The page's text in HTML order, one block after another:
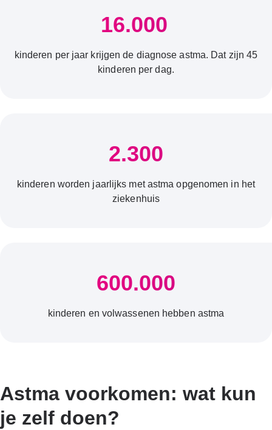
16.000
kinderen per jaar krijgen de diagnose astma. Dat zijn 45
kinderen per dag.
2.300
kinderen worden jaarlijks met astma opgenomen in het
ziekenhuis
600.000
kinderen en volwassenen hebben astma
Astma voorkomen: wat kun
je zelf doen?